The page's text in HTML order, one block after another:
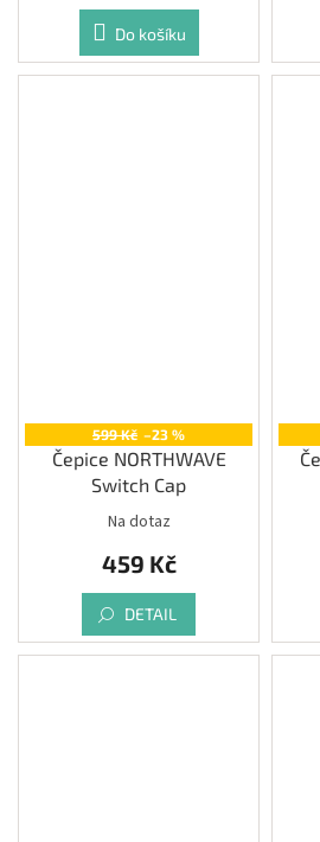
Do košíku
599 Kč –23 %
Čepice NORTHWAVE
Switch Cap
Na dotaz
459 Kč
DETAIL